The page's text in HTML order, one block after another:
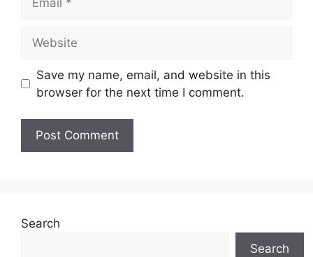
Save my name, email, and website in this
browser for the next time I comment.
Search
Search